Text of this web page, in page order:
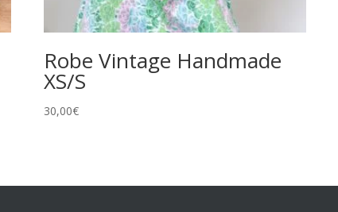
Robe Vintage Handmade
XS/S
30,00€